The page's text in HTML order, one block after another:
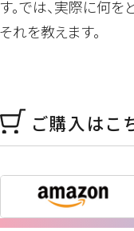
す。では、実際に何
それを教えます。
ご購入はこ